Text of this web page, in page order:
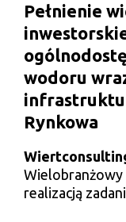
Pełnienie
wodoru
Rynkowa
Wielobranżowy
realizacją